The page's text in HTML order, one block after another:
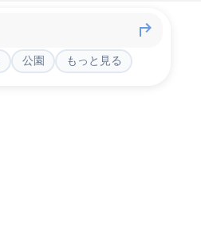
公園 もっと見る